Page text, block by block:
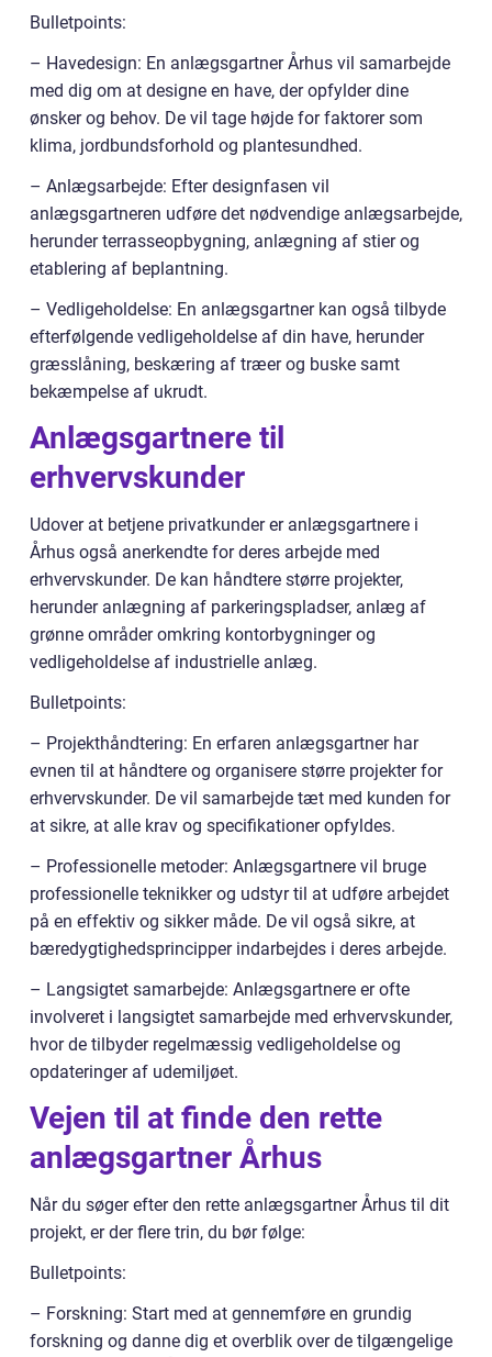
Bulletpoints:
– Havedesign: En anlægsgartner Århus vil samarbejde
med dig om at designe en have, der opfylder dine
ønsker og behov. De vil tage højde for faktorer som
klima, jordbundsforhold og plantesundhed.
– Anlægsarbejde: Efter designfasen vil
anlægsgartneren udføre det nødvendige anlægsarbejde,
herunder terrasseopbygning, anlægning af stier og
etablering af beplantning.
– Vedligeholdelse: En anlægsgartner kan også tilbyde
efterfølgende vedligeholdelse af din have, herunder
græsslåning, beskæring af træer og buske samt
bekæmpelse af ukrudt.
Anlægsgartnere til
erhvervskunder
Udover at betjene privatkunder er anlægsgartnere i
Århus også anerkendte for deres arbejde med
erhvervskunder. De kan håndtere større projekter,
herunder anlægning af parkeringspladser, anlæg af
grønne områder omkring kontorbygninger og
vedligeholdelse af industrielle anlæg.
Bulletpoints:
– Projekthåndtering: En erfaren anlægsgartner har
evnen til at håndtere og organisere større projekter for
erhvervskunder. De vil samarbejde tæt med kunden for
at sikre, at alle krav og specifikationer opfyldes.
– Professionelle metoder: Anlægsgartnere vil bruge
professionelle teknikker og udstyr til at udføre arbejdet
på en effektiv og sikker måde. De vil også sikre, at
bæredygtighedsprincipper indarbejdes i deres arbejde.
– Langsigtet samarbejde: Anlægsgartnere er ofte
involveret i langsigtet samarbejde med erhvervskunder,
hvor de tilbyder regelmæssig vedligeholdelse og
opdateringer af udemiljøet.
Vejen til at finde den rette
anlægsgartner Århus
Når du søger efter den rette anlægsgartner Århus til dit
projekt, er der flere trin, du bør følge:
Bulletpoints:
– Forskning: Start med at gennemføre en grundig
forskning og danne dig et overblik over de tilgængelige